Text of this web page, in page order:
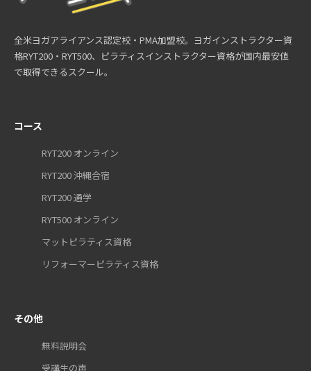
全米ヨガアライアンス認定校・PMA加盟校。ヨガインストラクター資
格RYT200・RYT500、ピラティスインストラクター資格が国内最安値
で取得できるスクール。
コース
RYT200 オンライン
RYT200 沖縄合宿
RYT200 通学
RYT500 オンライン
マットピラティス資格
リフォーマーピラティス資格
その他
無料説明会
受講生の声